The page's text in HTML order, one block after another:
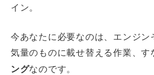
イン。
今あなたに必要なのは、エンジ
気量のものに載せ替える作業、す
ングなのです。